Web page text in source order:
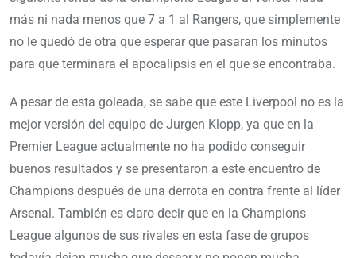
más ni nada menos que 7 a 1 al Rangers, que simplemente
no le quedó de otra que esperar que pasaran los minutos
para que terminara el apocalipsis en el que se encontraba.
A pesar de esta goleada, se sabe que este Liverpool no es la
mejor versión del equipo de Jurgen Klopp, ya que en la
Premier League actualmente no ha podido conseguir
buenos resultados y se presentaron a este encuentro de
Champions después de una derrota en contra frente al líder
Arsenal. También es claro decir que en la Champions
League algunos de sus rivales en esta fase de grupos